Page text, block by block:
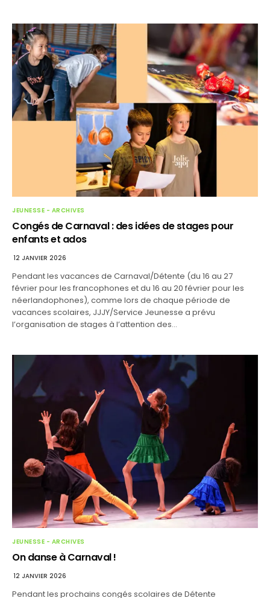
JEUNESSE - ARCHIVES
Congés de Carnaval : des idées de stages pour
enfants et ados
12 JANVIER 2026
Pendant les vacances de Carnaval/Détente (du 16 au 27
février pour les francophones et du 16 au 20 février pour les
néerlandophones), comme lors de chaque période de
vacances scolaires, JJJY/Service Jeunesse a prévu
l’organisation de stages à l’attention des…
JEUNESSE - ARCHIVES
On danse à Carnaval !
12 JANVIER 2026
Pendant les prochains congés scolaires de Détente